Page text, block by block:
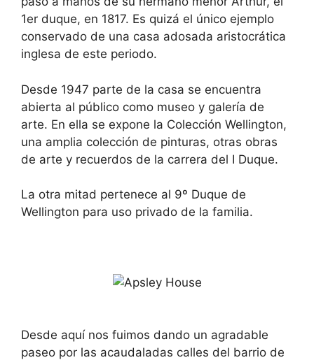
1er duque, en 1817. Es quizá el único ejemplo
conservado de una casa adosada aristocrática
inglesa de este periodo.
Desde 1947 parte de la casa se encuentra
abierta al público como museo y galería de
arte. En ella se expone la Colección Wellington,
una amplia colección de pinturas, otras obras
de arte y recuerdos de la carrera del I Duque.
La otra mitad pertenece al 9º Duque de
Wellington para uso privado de la familia.
Desde aquí nos fuimos dando un agradable
paseo por las acaudaladas calles del barrio de